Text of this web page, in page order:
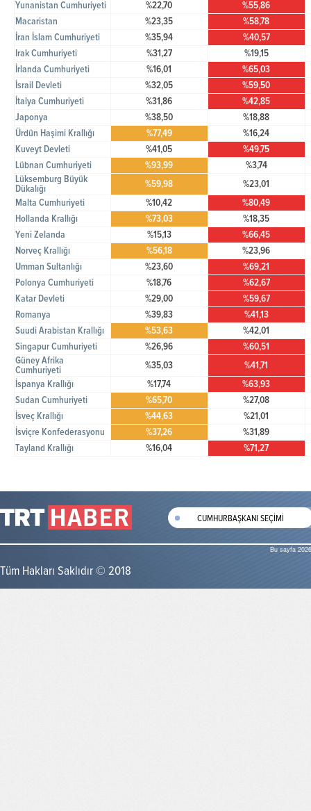
Yunanistan Cumhuriyeti
%22,70
%55,86
Macaristan
%23,35
%58,78
İran İslam Cumhuriyeti
%35,94
%40,57
Irak Cumhuriyeti
%31,27
%19,15
İrlanda Cumhuriyeti
%16,01
%65,03
İsrail Devleti
%32,05
%59,50
İtalya Cumhuriyeti
%31,86
%42,85
Japonya
%38,50
%18,88
Ürdün Haşimi Krallığı
%77,49
%16,24
Kuveyt Devleti
%41,05
%49,75
Lübnan Cumhuriyeti
%93,99
%3,74
Lüksemburg Büyük
Dükalığı
%59,98
%23,01
Malta Cumhuriyeti
%10,42
%80,49
Hollanda Krallığı
%73,03
%18,35
Yeni Zelanda
%15,13
%66,45
Norveç Krallığı
%56,18
%23,96
Umman Sultanlığı
%23,60
%69,21
Polonya Cumhuriyeti
%18,76
%62,67
Katar Devleti
%29,00
%59,67
Romanya
%39,83
%41,13
Suudi Arabistan Krallığı
%53,63
%42,01
Singapur Cumhuriyeti
%26,96
%60,51
Güney Afrika
Cumhuriyeti
%35,03
%41,71
İspanya Krallığı
%17,74
%63,93
Sudan Cumhuriyeti
%65,70
%27,08
İsveç Krallığı
%44,63
%21,01
İsviçre Konfederasyonu
%37,26
%31,89
Tayland Krallığı
%16,04 %71,27
CUMHURBAŞKANI SEÇİMİ
Bu sayfa
Tüm Hakları Saklıdır © 2018